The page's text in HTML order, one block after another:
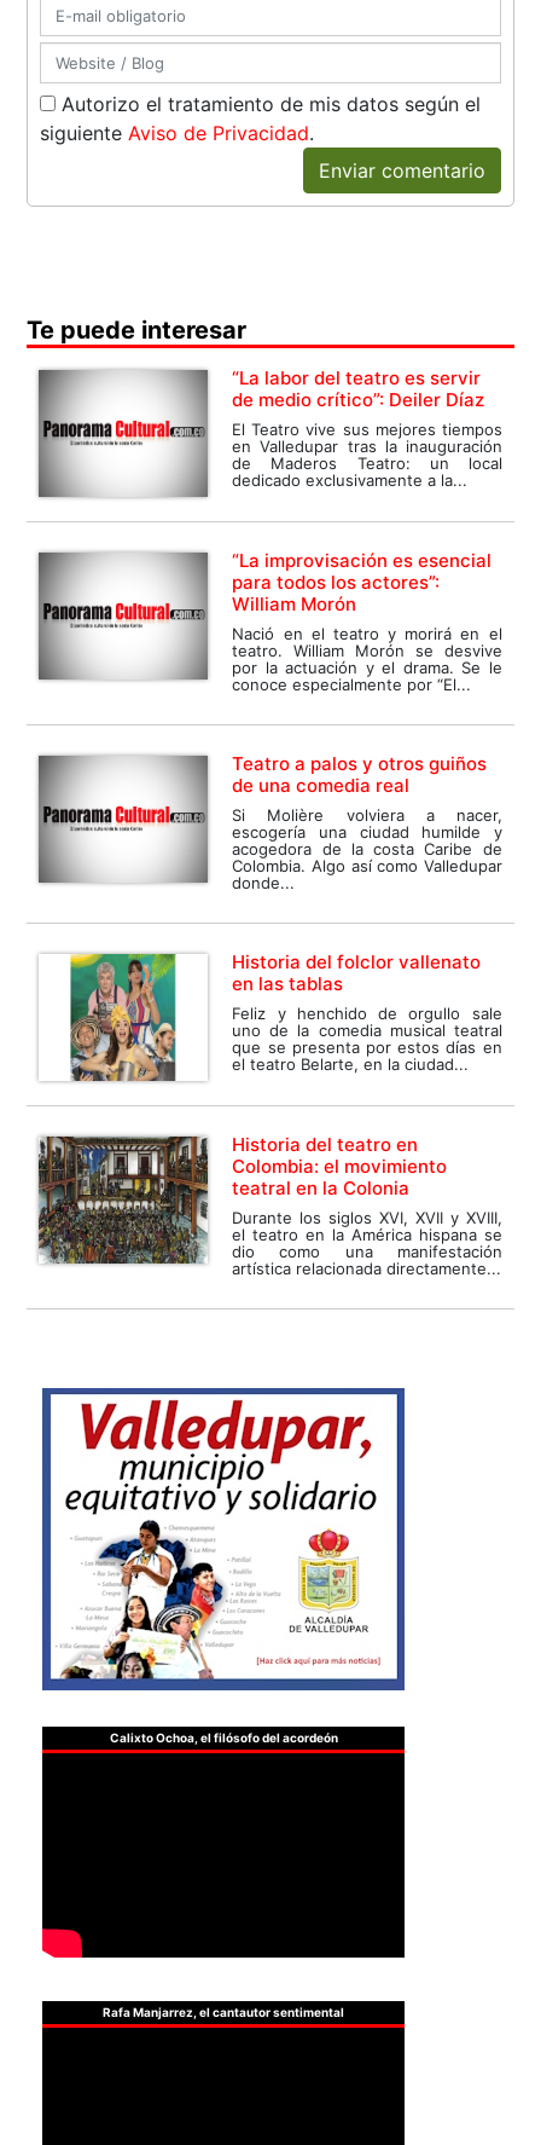
Autorizo el tratamiento de mis datos según el
siguiente Aviso de Privacidad.
Enviar comentario
Te puede interesar
“La labor del teatro es servir
de medio crítico”: Deiler Díaz
El Teatro vive sus mejores tiempos
en Valledupar tras la inauguración
de Maderos Teatro: un local
dedicado exclusivamente a la...
“La improvisación es esencial
para todos los actores”:
William Morón
Nació en el teatro y morirá en el
teatro. William Morón se desvive
por la actuación y el drama. Se le
conoce especialmente por “El...
Teatro a palos y otros guiños
de una comedia real
Si Molière volviera a nacer,
escogería una ciudad humilde y
acogedora de la costa Caribe de
Colombia. Algo así como Valledupar
donde...
Historia del folclor vallenato
en las tablas
Feliz y henchido de orgullo sale
uno de la comedia musical teatral
que se presenta por estos días en
el teatro Belarte, en la ciudad...
Historia del teatro en
Colombia: el movimiento
teatral en la Colonia
Durante los siglos XVI, XVII y XVIII,
el teatro en la América hispana se
dio como una manifestación
artística relacionada directamente...
Calixto Ochoa, el filósofo del acordeón
Rafa Manjarrez, el cantautor sentimental